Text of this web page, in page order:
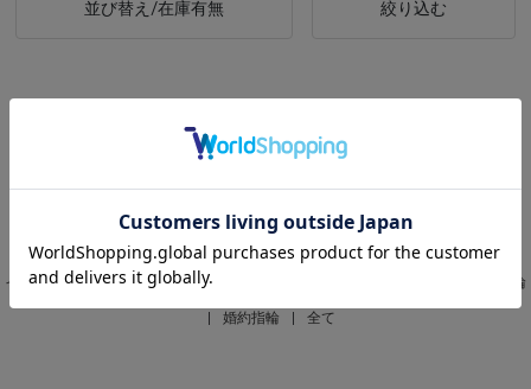
並び替え/在庫有無 絞り込む
検索条件をゆるめに設定したり、
上位のジャンルで検索してください。
ネックレス | リング | ピンキーリング | ピアス | イヤリング |
イヤーカフ | ブレスレット | 結婚指輪
婚約指輪 全て